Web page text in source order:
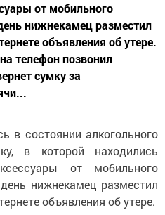
от мобильного
нижнекамец разместил
объявления об утере.
телефон позвонил
сумку за
в состоянии алкогольного
в которой находились
от мобильного
нижнекамец разместил
объявления об утере.